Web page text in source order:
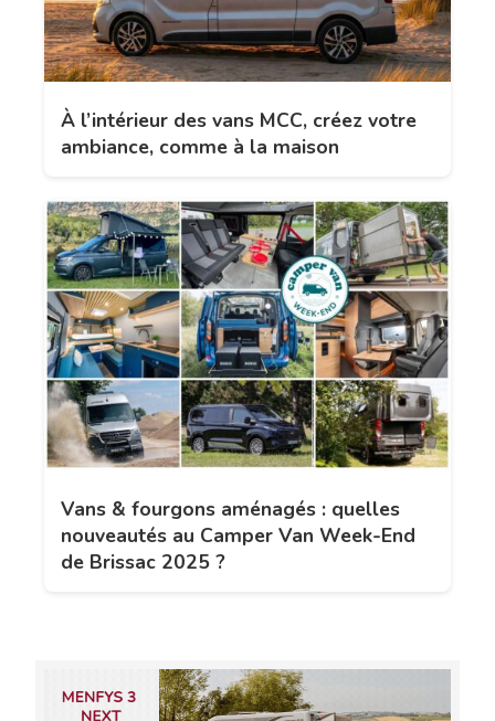
À l’intérieur des vans MCC, créez votre
ambiance, comme à la maison
Vans & fourgons aménagés : quelles
nouveautés au Camper Van Week-End
de Brissac 2025 ?